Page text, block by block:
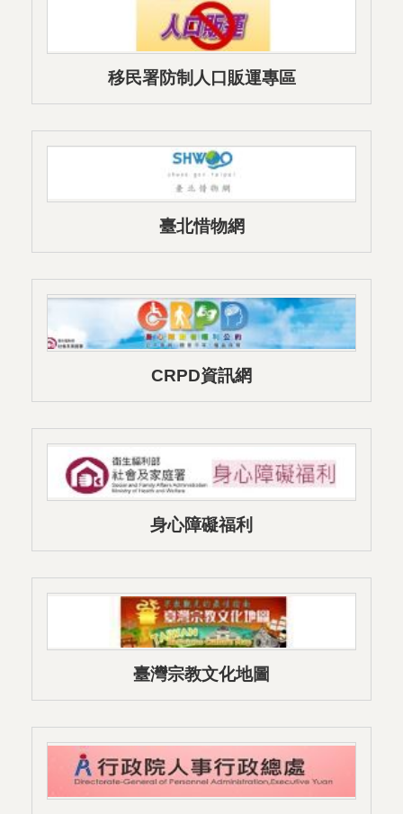
移民署防制人口販運專區
臺北惜物網
CRPD資訊網
身心障礙福利
臺灣宗教文化地圖